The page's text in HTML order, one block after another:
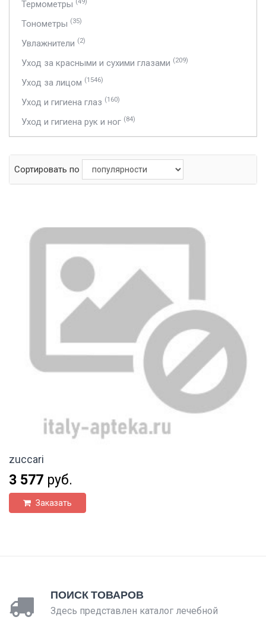
Термометры (49)
Тонометры (35)
Увлажнители (2)
Уход за красными и сухими глазами (209)
Уход за лицом (1546)
Уход и гигиена глаз (160)
Уход и гигиена рук и ног (84)
Сортировать по
zuccari
3 577 руб.
Заказать
ПОИСК ТОВАРОВ
Здесь представлен каталог лечебной